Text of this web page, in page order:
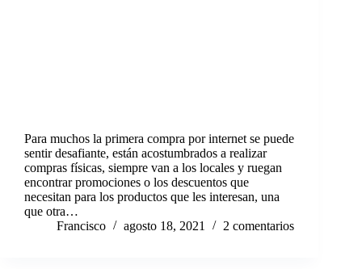
Para muchos la primera compra por internet se puede
sentir desafiante, están acostumbrados a realizar
compras físicas, siempre van a los locales y ruegan
encontrar promociones o los descuentos que
necesitan para los productos que les interesan, una
que otra…
Francisco
agosto 18, 2021 2 comentarios